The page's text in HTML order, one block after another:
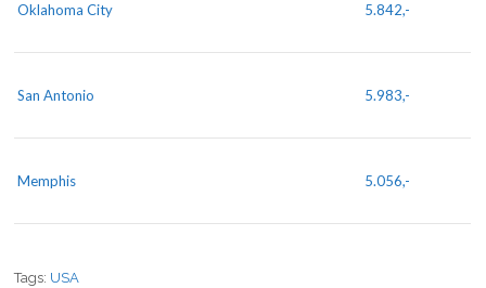
Oklahoma City 5.842,-
San Antonio 5.983,-
Memphis 5.056,-
Tags: USA